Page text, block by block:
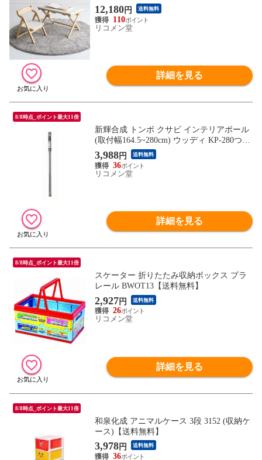
チェア リビング 子供部屋 子ども 育児 お
祝い プレゼント noah ILS-3675【送料無
料】
12,180円 送料無料
110
リコメン堂
詳細を見る
8/8時点_ポイント最大11倍
新輝合成 トンボ クサビ インテリアポール
(取付幅164.5~280cm) ウッディ KP-280つっ
ぱり棒 伸縮 突っ張り棒 収納 伸縮ポール
くさび【送料無料】
3,988円 送料無料
36
リコメン堂
詳細を見る
8/8時点_ポイント最大11倍
スケーター 折りたたみ収納ボックス プラ
レール BWOT13【送料無料】
2,927円 送料無料
26
リコメン堂
詳細を見る
8/8時点_ポイント最大11倍
和泉化成 アニマルケース 3段 3152 (収納ケ
ース)【送料無料】
3,978円 送料無料
36